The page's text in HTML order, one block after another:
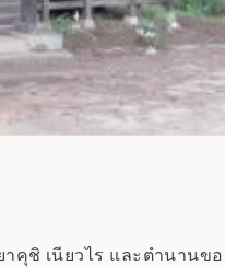
เนียวไร และตำนานข